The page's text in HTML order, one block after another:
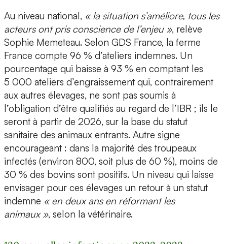
Au niveau national, « la situation s’améliore, tous les
acteurs ont pris conscience de l’enjeu », relève
Sophie Memeteau. Selon GDS France, la ferme
France compte 96 % d’ateliers indemnes. Un
pourcentage qui baisse à 93 % en comptant les
5 000 ateliers d’engraissement qui, contrairement
aux autres élevages, ne sont pas soumis à
l’obligation d’être qualifiés au regard de l’IBR ; ils le
seront à partir de 2026, sur la base du statut
sanitaire des animaux entrants. Autre signe
encourageant : dans la majorité des troupeaux
infectés (environ 800, soit plus de 60 %), moins de
30 % des bovins sont positifs. Un niveau qui laisse
envisager pour ces élevages un retour à un statut
indemne « en deux ans en réformant les
animaux », selon la vétérinaire.